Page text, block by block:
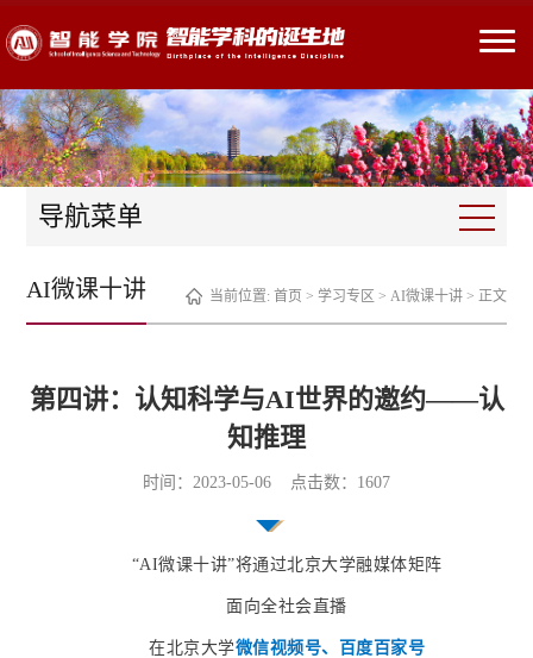
导航菜单
当前位置: 首页 > 学习专区 > AI微课十讲> 正文
AI微课十讲
第四讲：认知科学与AI世界的邀约——认
知推理
时间：2023-05-06 点击数： 1607
“AI微课十讲”将通过北京大学融媒体矩阵
面向全社会直播
在北京大学微信视频号、百度百家号